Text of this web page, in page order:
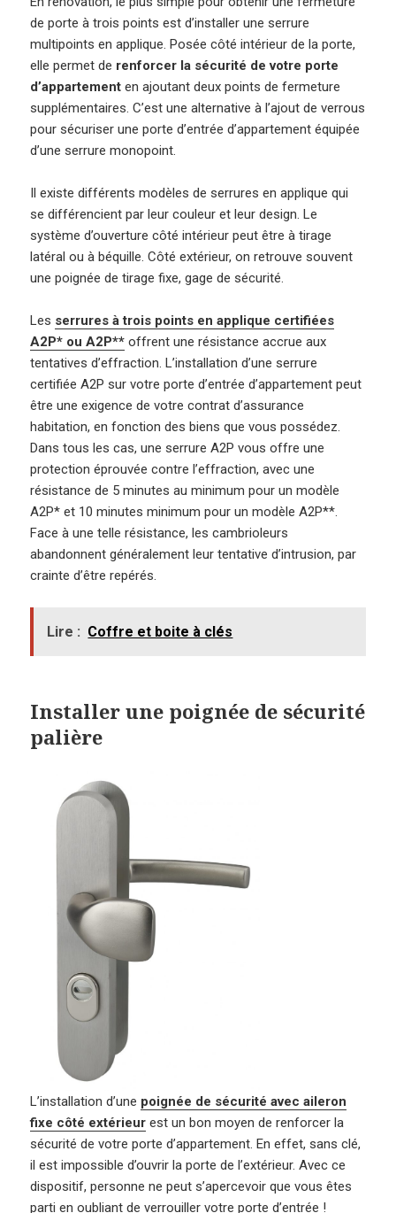
de porte à trois points est d’installer une serrure
multipoints en applique. Posée côté intérieur de la porte,
elle permet de renforcer la sécurité de votre porte
d’appartement en ajoutant deux points de fermeture
supplémentaires. C’est une alternative à l’ajout de verrous
pour sécuriser une porte d’entrée d’appartement équipée
d’une serrure monopoint.
Il existe différents modèles de serrures en applique qui
se différencient par leur couleur et leur design. Le
système d’ouverture côté intérieur peut être à tirage
latéral ou à béquille. Côté extérieur, on retrouve souvent
une poignée de tirage fixe, gage de sécurité.
Les serrures à trois points en applique certifiées
A2P* ou A2P** offrent une résistance accrue aux
tentatives d’effraction. L’installation d’une serrure
certifiée A2P sur votre porte d’entrée d’appartement peut
être une exigence de votre contrat d’assurance
habitation, en fonction des biens que vous possédez.
Dans tous les cas, une serrure A2P vous offre une
protection éprouvée contre l’effraction, avec une
résistance de 5 minutes au minimum pour un modèle
A2P* et 10 minutes minimum pour un modèle A2P**.
Face à une telle résistance, les cambrioleurs
abandonnent généralement leur tentative d’intrusion, par
crainte d’être repérés.
Lire : Coffre et boite à clés
Installer une poignée de sécurité
palière
L’installation d’une poignée de sécurité avec aileron
fixe côté extérieur est un bon moyen de renforcer la
sécurité de votre porte d’appartement. En effet, sans clé,
il est impossible d’ouvrir la porte de l’extérieur. Avec ce
dispositif, personne ne peut s’apercevoir que vous êtes
parti en oubliant de verrouiller votre porte d’entrée !